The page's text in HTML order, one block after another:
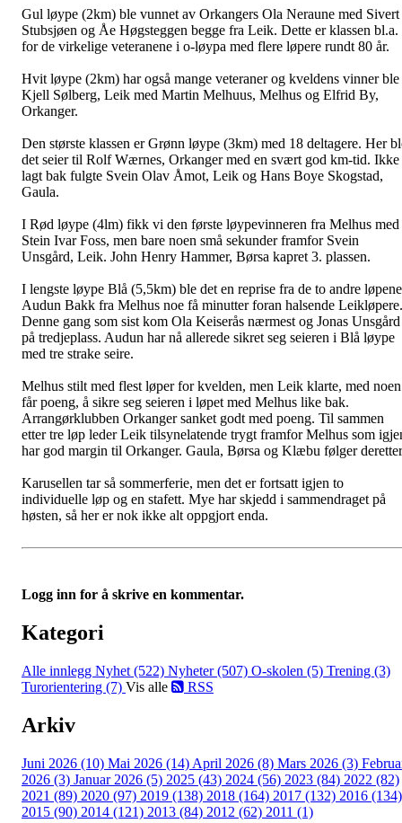
Gul løype (2km) ble vunnet av Orkangers Ola Neraune med Sivert
Stubsjøen og Åe Høgsteggen begge fra Leik. Dette er klassen bl.a.
for de virkelige veteranene i o-løypa med flere løpere rundt 80 år.
Hvit løype (2km) har også mange veteraner og kveldens vinner ble
Kjell Sølberg, Leik med Martin Melhuus, Melhus og Elfrid By,
Orkanger.
Den største klassen er Grønn løype (3km) med 18 deltagere. Her
det seier til Rolf Wærnes, Orkanger med en svært god km-tid. Ikke
lagt bak fulgte Svein Olav Åmot, Leik og Hans Boye Skogstad,
Gaula.
I Rød løype (4lm) fikk vi den første løypevinneren fra Melhus med
Stein Ivar Foss, men bare noen små sekunder framfor Svein
Unsgård, Leik. John Henry Hammer, Børsa kapret 3. plassen.
I lengste løype Blå (5,5km) ble det en reprise fra de to andre
Audun Bakk fra Melhus noe få minutter foran halsende Leikløpere.
Denne gang som sist kom Ola Keiserås nærmest og Jonas Unsgård
på tredjeplass. Audun har nå allerede sikret seg seieren i Blå løype
med tre strake seire.
Melhus stilt med flest løper for kvelden, men Leik klarte, med noen
får poeng, å sikre seg seieren i løpet med Melhus like bak.
Arrangørklubben Orkanger sanket godt med poeng. Til sammen
etter tre løp leder Leik tilsynelatende trygt framfor Melhus som
har god margin til Orkanger. Gaula, Børsa og Klæbu følger
Karusellen tar så sommerferie, men det er fortsatt igjen to
individuelle løp og en stafett. Mye har skjedd i sammendraget på
høsten, så her er nok ikke alt oppgjort enda.
Logg inn for å skrive en kommentar.
Kategori
Alle innlegg Nyhet (522) Nyheter (507) O-skolen (5) Trening (3)
Turorientering (7) Vis alle RSS
Arkiv
Juni 2026 (10) Mai 2026 (14) April 2026 (8) Mars 2026 (3)
2026 (3) Januar 2026 (5) 2025 (43) 2024 (56) 2023 (84) 2022 (82)
2021 (89) 2020 (97) 2019 (138) 2018 (164) 2017 (132) 2016 (134)
2015 (90) 2014 (121) 2013 (84) 2012 (62) 2011 (1)